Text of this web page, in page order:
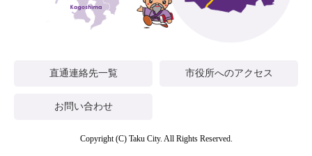
直通連絡先一覧 市役所へのアクセス
お問い合わせ
Copyright (C) Taku City. All Rights Reserved.